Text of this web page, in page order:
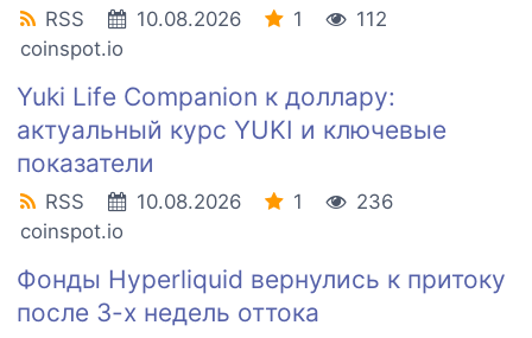
RSS 10.08.2026 1
112
coinspot.io
Yuki Life Companion к доллару:
актуальный курс YUKI и ключевые
показатели
RSS 10.08.2026 1
236
coinspot.io
Фонды Hyperliquid вернулись к притоку
после 3-х недель оттока